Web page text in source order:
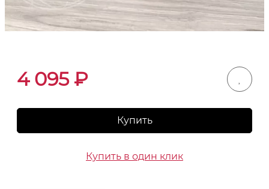
4 095₽
Купить
Купить в один клик